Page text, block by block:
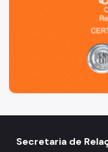
Secretaria de